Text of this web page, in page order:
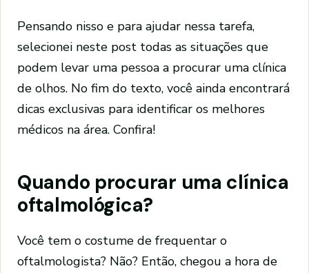
Pensando nisso e para ajudar nessa tarefa,
selecionei neste post todas as situações que
podem levar uma pessoa a procurar uma clínica
de olhos. No fim do texto, você ainda encontrará
dicas exclusivas para identificar os melhores
médicos na área. Confira!
Quando procurar uma clínica
oftalmológica?
Você tem o costume de frequentar o
oftalmologista? Não? Então, chegou a hora de